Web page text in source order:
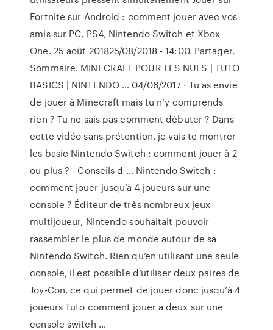
Fortnite sur Android : comment jouer avec vos
amis sur PC, PS4, Nintendo Switch et Xbox
One. 25 août 201825/08/2018 • 14:00. Partager.
Sommaire. MINECRAFT POUR LES NULS | TUTO
BASICS | NINTENDO … 04/06/2017 · Tu as envie
de jouer à Minecraft mais tu n’y comprends
rien ? Tu ne sais pas comment débuter ? Dans
cette vidéo sans prétention, je vais te montrer
les basic Nintendo Switch : comment jouer à 2
ou plus ? - Conseils d ... Nintendo Switch :
comment jouer jusqu’à 4 joueurs sur une
console ? Éditeur de très nombreux jeux
multijoueur, Nintendo souhaitait pouvoir
rassembler le plus de monde autour de sa
Nintendo Switch. Rien qu’en utilisant une seule
console, il est possible d’utiliser deux paires de
Joy-Con, ce qui permet de jouer donc jusqu’à 4
joueurs Tuto comment jouer a deux sur une
console switch …